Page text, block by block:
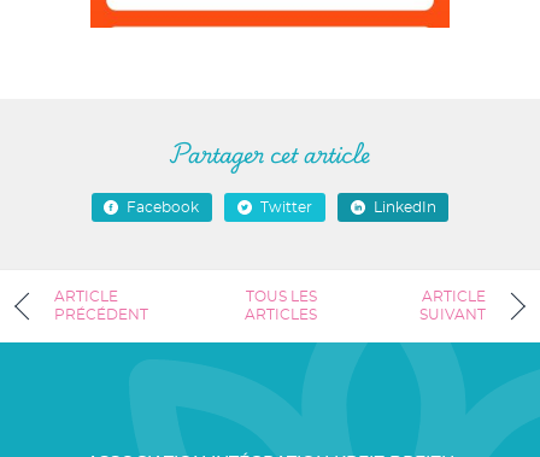
Partager cet article
Facebook Twitter LinkedIn
ARTICLE
PRÉCÉDENT
TOUS LES
ARTICLES
ARTICLE
SUIVANT